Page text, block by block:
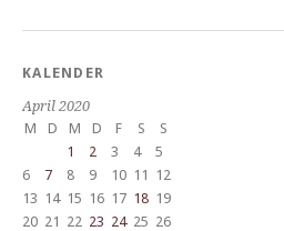
KALENDER
April 2020
M
D M D F S
S
1
2 3 4
5
6
7 8 9 10 11
12
13 14 15 16 17 18 19
20 21 22 23 24 25 26